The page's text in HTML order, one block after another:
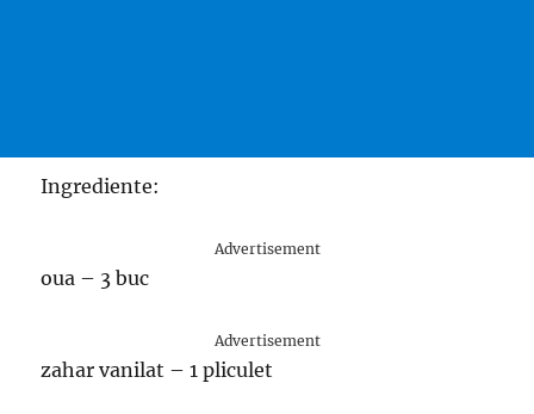
Ingrediente:
Advertisement
oua – 3 buc
Advertisement
zahar vanilat – 1 pliculet